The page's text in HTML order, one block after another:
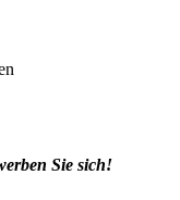
Sie sich!